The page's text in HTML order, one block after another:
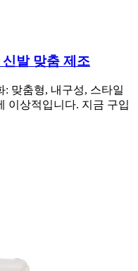
발 맞춤 제조
맞춤형, 내구성, 스타일
이상적입니다. 지금 구입